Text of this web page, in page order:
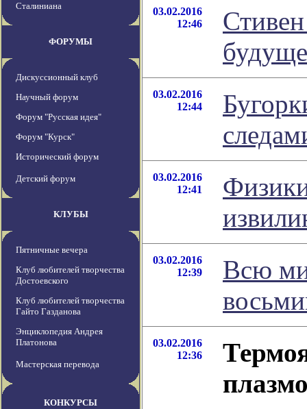
Сталиниана
ФОРУМЫ
Дискуссионный клуб
Научный форум
Форум "Русская идея"
Форум "Курск"
Исторический форум
Детский форум
КЛУБЫ
Пятничные вечера
Клуб любителей творчества
Достоевского
Клуб любителей творчества
Гайто Газданова
Энциклопедия Андрея
Платонова
Мастерская перевода
КОНКУРСЫ
03.02.2016
12:46
03.02.2016
12:44
03.02.2016
12:41
03.02.2016
12:39
Всю
03.02.2016
12:36